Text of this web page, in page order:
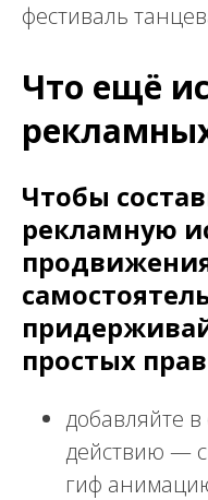
фестиваль
Что ещё
Чтобы
рекламную
простых
добавляйте
действию —
гиф